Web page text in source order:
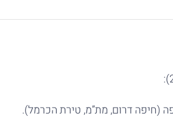
(חיפה דרום, מת”מ, טירת הכרמל).